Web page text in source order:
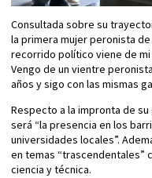
Consultada sobre su
la primera mujer peronista
recorrido político viene de
Vengo de un vientre
años y sigo con las mismas
Respecto a la impronta de
será “la presencia en los
universidades locales”.
en temas “trascendentales”
ciencia y técnica.